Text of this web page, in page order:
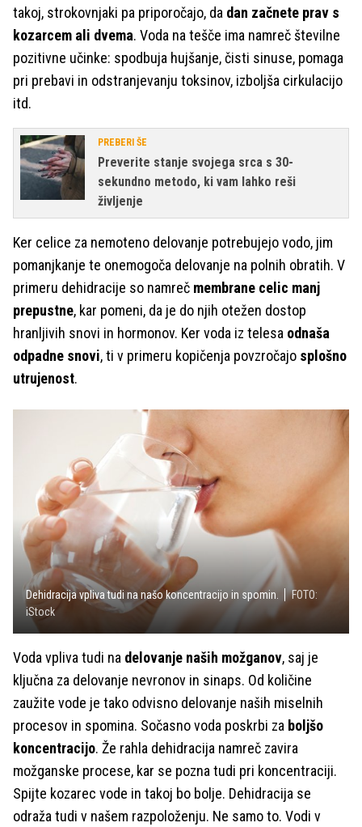
takoj, strokovnjaki pa priporočajo, da dan začnete prav s
kozarcem ali dvema. Voda na tešče ima namreč številne
pozitivne učinke: spodbuja hujšanje, čisti sinuse, pomaga
pri prebavi in odstranjevanju toksinov, izboljša cirkulacijo
itd.
PREBERI ŠE
Preverite stanje svojega srca s 30-
sekundno metodo, ki vam lahko reši
življenje
Ker celice za nemoteno delovanje potrebujejo vodo, jim
pomanjkanje te onemogoča delovanje na polnih obratih. V
primeru dehidracije so namreč membrane celic manj
prepustne, kar pomeni, da je do njih otežen dostop
hranljivih snovi in hormonov. Ker voda iz telesa odnaša
odpadne snovi, ti v primeru kopičenja povzročajo splošno
utrujenost.
Dehidracija vpliva tudi na našo koncentracijo in spomin.
FOTO:
iStock
Voda vpliva tudi na delovanje naših možganov, saj je
ključna za delovanje nevronov in sinaps. Od količine
zaužite vode je tako odvisno delovanje naših miselnih
procesov in spomina. Sočasno voda poskrbi za boljšo
koncentracijo. Že rahla dehidracija namreč zavira
možganske procese, kar se pozna tudi pri koncentraciji.
Spijte kozarec vode in takoj bo bolje. Dehidracija se
odraža tudi v našem razpoloženju. Ne samo to. Vodi v